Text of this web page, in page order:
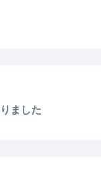
ました